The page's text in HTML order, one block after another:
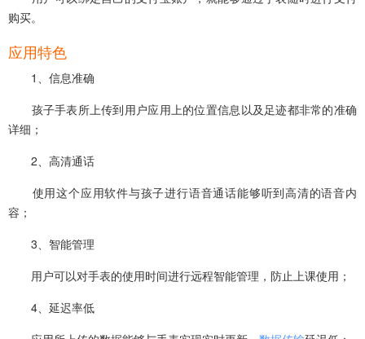
购买。
应用特色
1、信息准确
孩子手表所上传到用户应用上的位置信息以及足迹都非常的准确
详细；
2、高清通话
使用这个应用软件与孩子进行语音通话能够听到高清的语音内
容；
3、智能管理
用户可以对手表的使用时间进行远程智能管理，防止上课使用；
4、延迟率低